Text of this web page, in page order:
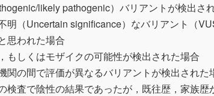
likely pathogenic）バリアントが検出さ
明（Uncertain significance）なバリアント（
思われた場合
もしくはモザイクの可能性が検出された場合
関の間で評価が異なるバリアントが検出された
検査で陰性の結果であったが，既往歴，家族